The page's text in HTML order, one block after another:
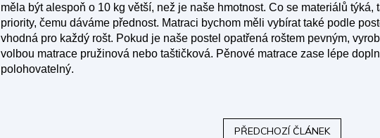
měla být alespoň o 10 kg větší, než je naše hmotnost. Co se materiálů
priority, čemu dáváme přednost. Matraci bychom měli vybírat také podle
vhodná pro každý rošt. Pokud je naše postel opatřená roštem pevným,
volbou matrace pružinová nebo taštičková. Pěnové matrace zase lépe
polohovatelný.
PŘEDCHOZÍ ČLÁNEK